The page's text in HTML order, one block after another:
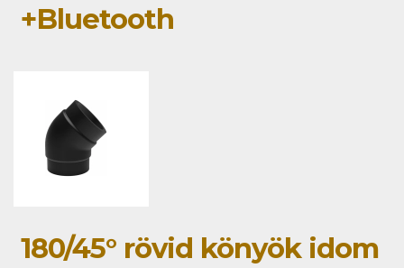
+Bluetooth
180/45° rövid könyök idom